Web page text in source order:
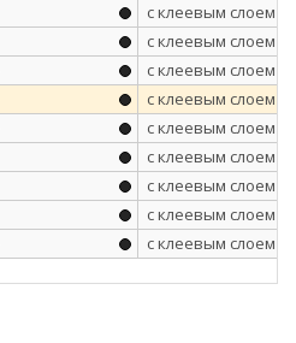
с клеевым слоем
с клеевым слоем
с клеевым слоем
с клеевым слоем
с клеевым слоем
с клеевым слоем
с клеевым слоем
с клеевым слоем
с клеевым слоем